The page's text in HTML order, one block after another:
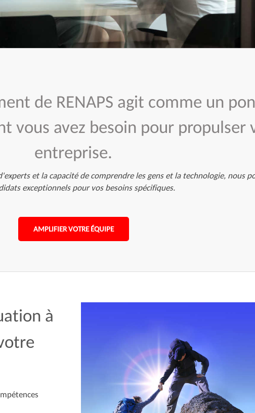
de RENAPS agit comme un
vous avez besoin pour propulser
entreprise.
et la capacité de comprendre les gens et la technologie, nous
exceptionnels pour vos besoins spécifiques.
AMPLIFIER VOTRE ÉQUIPE
à